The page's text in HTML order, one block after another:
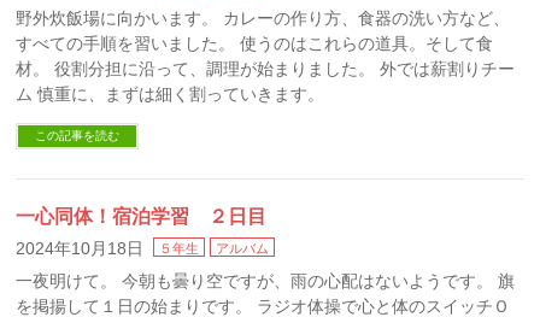
野外炊飯場に向かいます。 カレーの作り方、食器の洗い方など、
すべての手順を習いました。 使うのはこれらの道具。そして食
材。 役割分担に沿って、調理が始まりました。 外では薪割りチー
ム 慎重に、まずは細く割っていきます。
この記事を読む
一心同体！宿泊学習 ２日目
2024年10月18日 ５年生 アルバム
一夜明けて。 今朝も曇り空ですが、雨の心配はないようです。 旗
を掲揚して１日の始まりです。 ラジオ体操で心と体のスイッチＯ